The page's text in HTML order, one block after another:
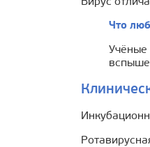
Что
Учёные